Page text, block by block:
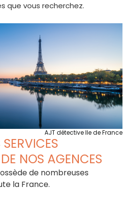
que vous recherchez.
AJT détective Ile de France
NOS AGENCES​
de nombreuses
la France.